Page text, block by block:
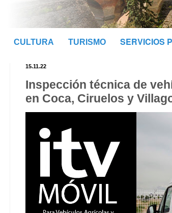
CULTURA TURISMO SERVICIOS
15.11.22
Inspección técnica de
en Coca, Ciruelos y